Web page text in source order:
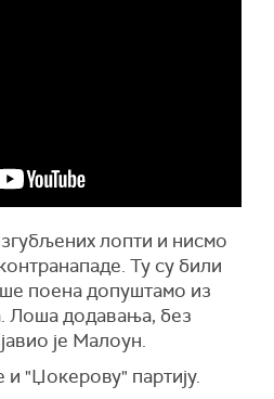
лопти и нисмо
Ту су били
поена допуштамо из
Лоша додавања, без
је Малоун.
"Џокерову" партију.